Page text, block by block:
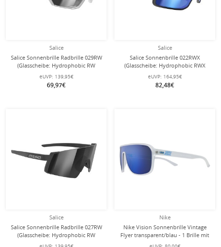
Salice
Salice Sonnenbrille Radbrille 029RW
(Glasscheibe: Hydrophobic RW
Silber) weiss/silber
eUVP: 139,95€
69,97€
Salice
Salice Sonnenbrille 022RWX
(Glasscheibe: Hydrophobic RWX
Blau) schwarz/blau
eUVP: 164,95€
82,48€
Salice
Salice Sonnenbrille Radbrille 027RW
(Glasscheibe: Hydrophobic RW
Schwarz) schwarz/schwarz
Nike
Nike Vision Sonnenbrille Vintage
Flyer transparent/blau - 1 Brille mit
Schutzhülle